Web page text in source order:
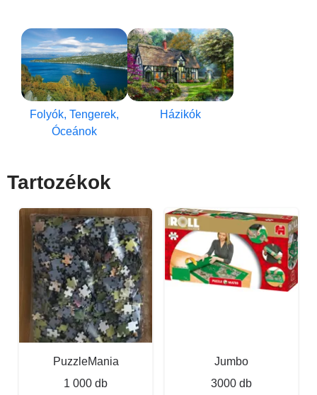
Folyók, Tengerek,
Óceánok
Házikók
Tartozékok
PuzzleMania
1 000 db
Jumbo
3000 db